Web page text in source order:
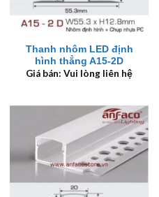
Thanh nhôm LED định
hình thẳng A15-2D
Giá bán: Vui lòng liên hệ